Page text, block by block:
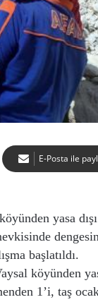
E-Posta ile
yasa
başlatıldı.
köyünden
1’i, taş